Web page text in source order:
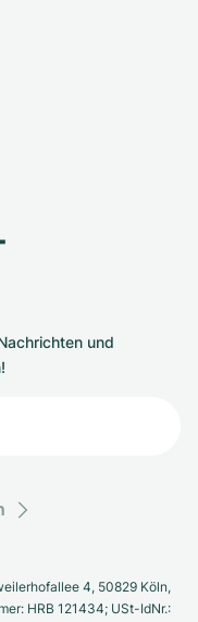
und
4, 50829 Köln,
HRB 121434; USt-IdNr.: